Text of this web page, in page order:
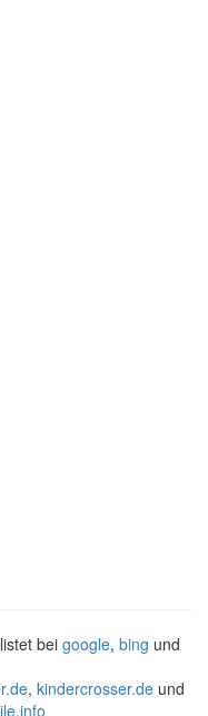
beigoogle, bing und
, kindercrosser.de und